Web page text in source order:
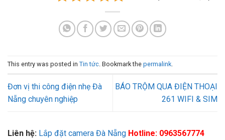
This entry was posted in Tin tức. Bookmark the permalink.
Đơn vị thi công điện nhẹ Đà
Nẵng chuyên nghiệp
BÁO TRỘM QUA ĐIỆN THOẠI
261 WIFI & SIM
Liên hệ: Lắp đặt camera Đà Nẵng Hotline: 0963567774